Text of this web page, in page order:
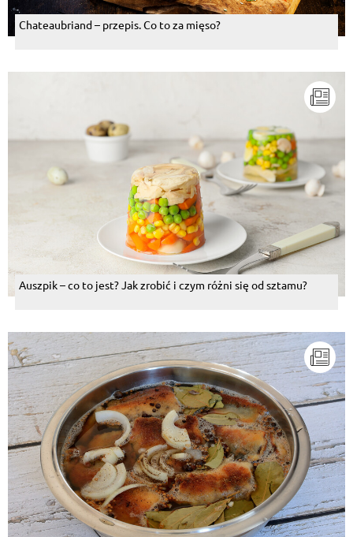
Chateaubriand – przepis. Co to za mięso?
Auszpik – co to jest? Jak zrobić i czym różni się od sztamu?